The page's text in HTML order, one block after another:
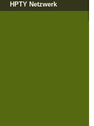
HPTY Netzwerk